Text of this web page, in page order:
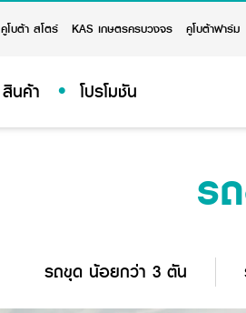
คูโบต้า สโตร์ KAS เกษตรครบวงจร คูโบต้าฟาร์ม
สินค้า โปรโมชัน
ร
รถขุด น้อยกว่า 3 ตัน